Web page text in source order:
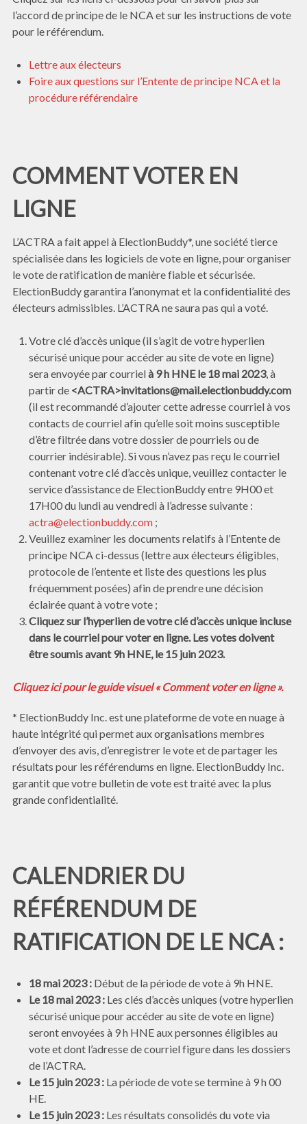
l’accord de principe de le NCA et sur les instructions de vote
pour le référendum.
Lettre aux électeurs
Foire aux questions sur l’Entente de principe NCA et la
procédure référendaire
COMMENT VOTER EN
LIGNE
L’ACTRA a fait appel à ElectionBuddy*, une société tierce
spécialisée dans les logiciels de vote en ligne, pour organiser
le vote de ratification de manière fiable et sécurisée.
ElectionBuddy garantira l’anonymat et la confidentialité des
électeurs admissibles. L’ACTRA ne saura pas qui a voté.
Votre clé d’accès unique (il s’agit de votre hyperlien
sécurisé unique pour accéder au site de vote en ligne)
sera envoyée par courrielà 9 h HNE le 18 mai 2023, à
partir de <ACTRA>invitations@mail.electionbuddy.com
(il est recommandé d’ajouter cette adresse courriel à vos
contacts de courriel afin qu’elle soit moins susceptible
d’être filtrée dans votre dossier de pourriels ou de
courrier indésirable). Si vous n’avez pas reçu le courriel
contenant votre clé d’accès unique, veuillez contacter le
service d’assistance de ElectionBuddy entre 9H00 et
17H00 du lundi au vendredi à l’adresse suivante :
actra@electionbuddy.com ;
Veuillez examiner les documents relatifs à l’Entente de
principe NCA ci-dessus (lettre aux électeurs éligibles,
protocole de l’entente et liste des questions les plus
fréquemment posées) afin de prendre une décision
éclairée quant à votre vote ;
Cliquez sur l’hyperlien de votre clé d’accès unique incluse
dans le courriel pour voter en ligne. Les votes doivent
être soumis avant 9h HNE, le 15 juin 2023.
Cliquez ici pour le guide visuel « Comment voter en ligne ».
* ElectionBuddy Inc. est une plateforme de vote en nuage à
haute intégrité qui permet aux organisations membres
d’envoyer des avis, d’enregistrer le vote et de partager les
résultats pour les référendums en ligne. ElectionBuddy Inc.
garantit que votre bulletin de vote est traité avec la plus
grande confidentialité.
CALENDRIER DU
RÉFÉRENDUM DE
RATIFICATION DE LE NCA :
18 mai 2023 : Début de la période de vote à 9h HNE.
Le 18 mai 2023 : Les clés d’accès uniques (votre hyperlien
sécurisé unique pour accéder au site de vote en ligne)
seront envoyées à 9 h HNE aux personnes éligibles au
vote et dont l’adresse de courriel figure dans les dossiers
de l’ACTRA.
Le 15 juin 2023 : La période de vote se termine à 9 h 00
HE.
Le 15 juin 2023 : Les résultats consolidés du vote via